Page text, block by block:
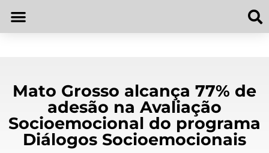
Mato Grosso alcança 77% de
adesão na Avaliação
Socioemocional do programa
Diálogos Socioemocionais